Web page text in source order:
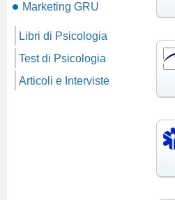
Marketing GRU
Libri di Psicologia
Test di Psicologia
Articoli e Interviste